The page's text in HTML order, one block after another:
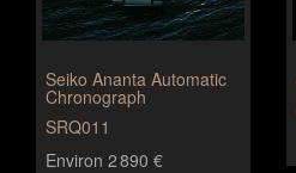
Seiko Ananta Automatic
Chronograph
SRQ011
Environ 2 890 €